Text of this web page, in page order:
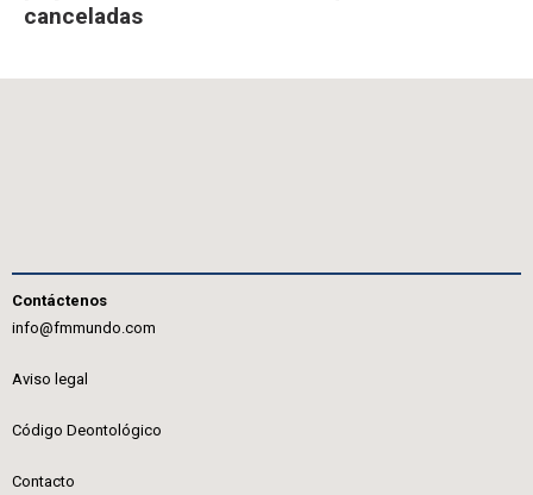
canceladas
Contáctenos
info@fmmundo.com
Aviso legal
Código Deontológico
Contacto